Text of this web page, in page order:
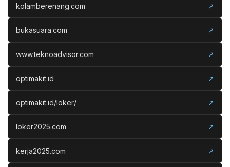
kolamberenang.com ↗
bukasuara.com ↗
www.teknoadvisor.com ↗
optimakit.id ↗
optimakit.id/loker/ ↗
loker2025.com ↗
kerja2025.com ↗